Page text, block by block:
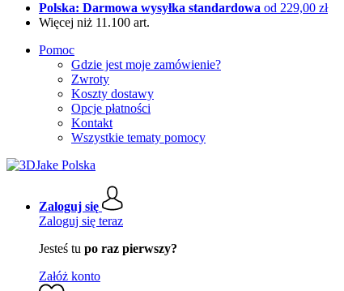
Polska: Darmowa wysyłka standardowa od 229,00 zł
Więcej niż 11.100 art.
Pomoc
Gdzie jest moje zamówienie?
Zwroty
Koszty dostawy
Opcje płatności
Kontakt
Wszystkie tematy pomocy
Zaloguj się
Zaloguj się teraz
Jesteś tu po raz pierwszy?
Załóż konto